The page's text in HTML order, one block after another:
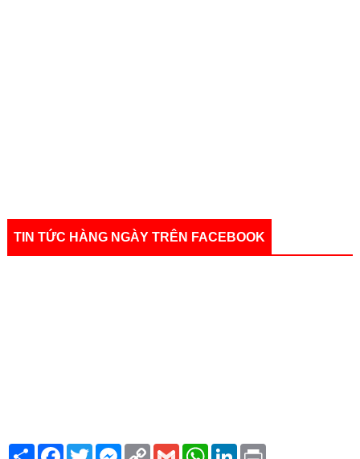
TIN TỨC HÀNG NGÀY TRÊN FACEBOOK
S
F
T
M
C
G
W
L
P